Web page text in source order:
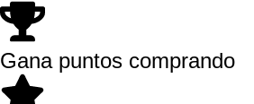
Gana puntos comprando